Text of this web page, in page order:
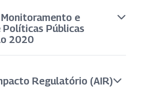
e
Políticas Públicas
2020
Regulatório (AIR)